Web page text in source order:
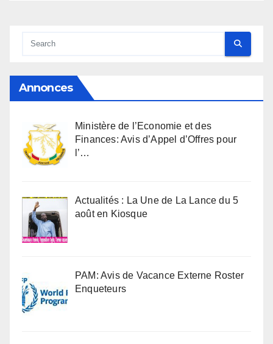
Annonces
Ministère de l’Economie et des
Finances: Avis d’Appel d’Offres pour
l’…
Actualités : La Une de La Lance du 5
août en Kiosque
PAM: Avis de Vacance Externe Roster
Enqueteurs